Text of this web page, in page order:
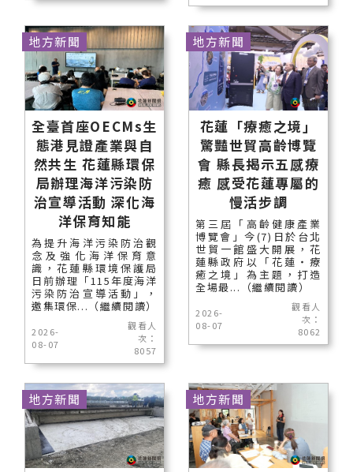
全臺首座OECMs生
態港見證產業與自
然共生 花蓮縣環保
局辦理海洋污染防
治宣導活動 深化海
洋保育知能
為提升海洋污染防治觀
念及強化海洋保育意
識，花蓮縣環境保護局
日前辦理「115年度海洋
污染防治宣導活動」，
邀集環保...（繼續閱讀）
2026-
08-07
觀看人
次：
8057
地方新聞
花蓮「療癒之境」
驚豔世貿高齡博覽
會 縣長揭示五感療
癒 感受花蓮專屬的
慢活步調
第三屆「高齡健康產業
博覽會」今(7)日於台北
世貿一館盛大開展，花
蓮縣政府以「花蓮‧療
癒之境」為主題，打造
全場最...（繼續閱讀）
2026-
08-07
觀看人
次：
8062
地方新聞
地方新聞 地方新聞